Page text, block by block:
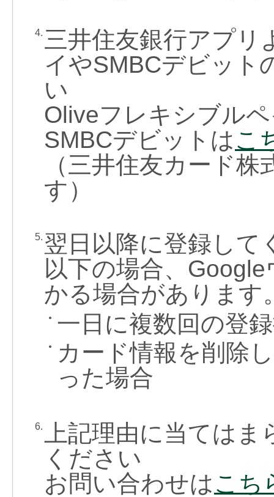
4. 三井住友銀行アプリ
イやSMBCデビット
い
Oliveフレキシブル
SMBCデビットはこ
（三井住友カード
す）
5. 翌日以降に登録して
以下の場合、
かる場合があります
● 一日に複数回の登
●
カード情報を削除
った場合
6.
上記理由に当ては
ください
お問い合わせはこち